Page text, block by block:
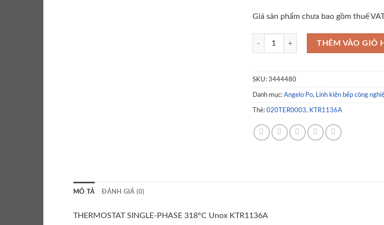
Giá sản phẩm chưa bao gồm thuế
THERMOSTAT SINGLE-PHASE 318°C
THÊM VÀO GIỎ
SKU: 3444480
Danh mục: Angelo Po, Linh kiện bếp công
Thẻ: 020TER0003, KTR1136A
MÔ TẢ ĐÁNH GIÁ (0)
THERMOSTAT SINGLE-PHASE 318°C Unox KTR1136A